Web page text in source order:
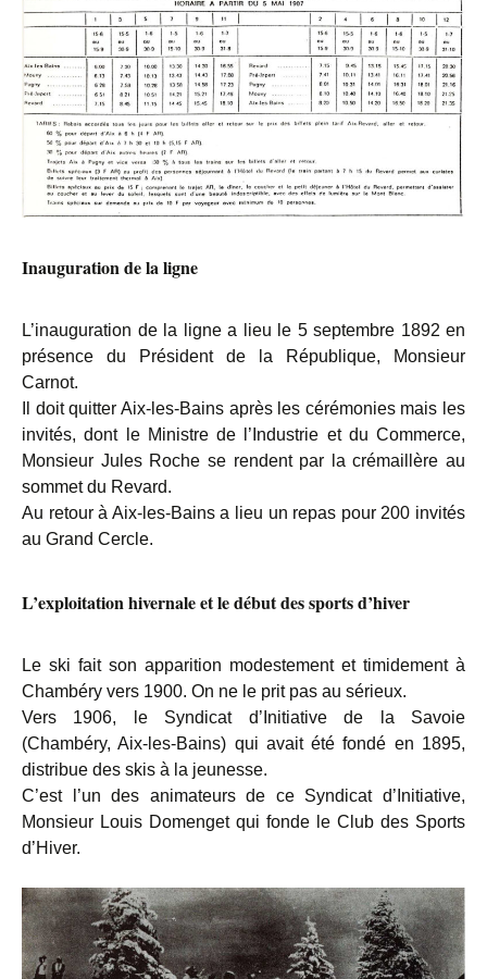
Inauguration de la ligne
L’inauguration de la ligne a lieu le 5 septembre 1892 en
présence du Président de la République, Monsieur
Carnot.
Il doit quitter Aix-les-Bains après les cérémonies mais les
invités, dont le Ministre de l’Industrie et du Commerce,
Monsieur Jules Roche se rendent par la crémaillère au
sommet du Revard.
Au retour à Aix-les-Bains a lieu un repas pour 200 invités
au Grand Cercle.
L’exploitation hivernale et le début des sports d’hiver
Le ski fait son apparition modestement et timidement à
Chambéry vers 1900. On ne le prit pas au sérieux.
Vers 1906, le Syndicat d’Initiative de la Savoie
(Chambéry, Aix-les-Bains) qui avait été fondé en 1895,
distribue des skis à la jeunesse.
C’est l’un des animateurs de ce Syndicat d’Initiative,
Monsieur Louis Domenget qui fonde le Club des Sports
d’Hiver.